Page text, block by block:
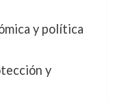
y política
y